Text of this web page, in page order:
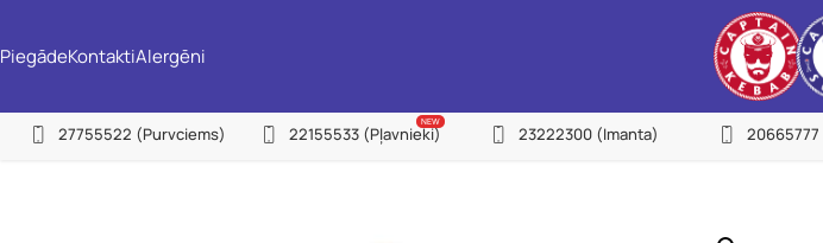
PiegādeKontaktiAlergēni
27755522
(Purvciems)
27755522 (Purvciems) 22155533 (Pļavnieki)
NEW
23222300 (Imanta) 20665777